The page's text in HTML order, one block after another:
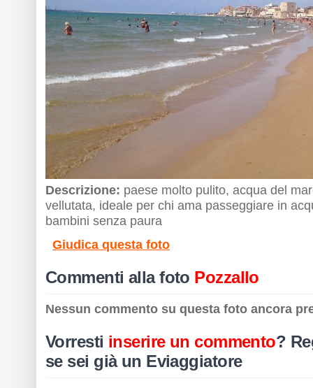
Descrizione: paese molto pulito, acqua del
vellutata, ideale per chi ama passeggiare in
bambini senza paura
Giudica questa foto
Commenti alla foto Pozzallo
Nessun commento su questa foto ancora
Vorresti inserire un commento?
se sei già un Eviaggiatore